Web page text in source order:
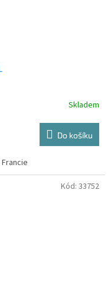
Skladem
Do košíku
Kód: 33752